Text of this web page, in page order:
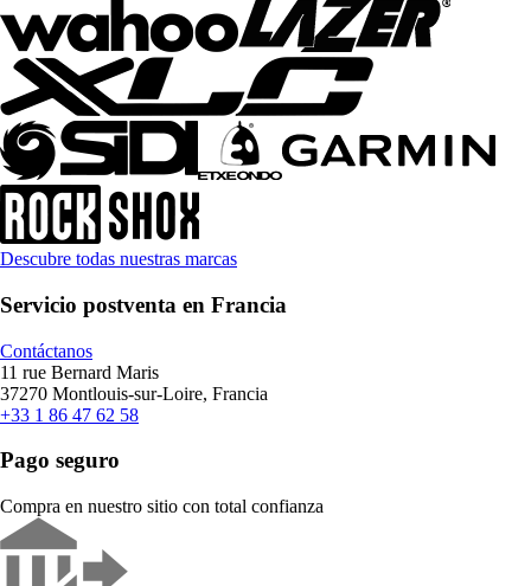
Descubre todas nuestras marcas
Servicio postventa en Francia
Contáctanos
11 rue Bernard Maris
37270 Montlouis-sur-Loire, Francia
+33 1 86 47 62 58
Pago seguro
Compra en nuestro sitio con total confianza